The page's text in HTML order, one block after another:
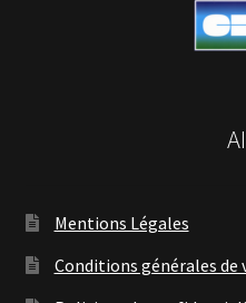
Mentions Légales
Conditions générales de